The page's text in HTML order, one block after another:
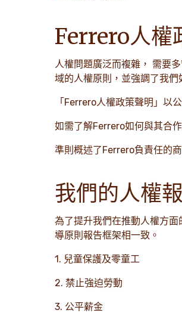
Ferrero人權
人權問題廣泛而複雜， 需要
域的人權原則，並強調了我
「Ferrero人權政策聲明」以
如需了解Ferrero如何與其合
準則概述了Ferrero負責任的
我們的人權
為了提升我們在推動人權方
導原則報告框架相一致。
1. 兒童保護及零童工
2. 禁止強迫勞動
3. 公平薪金